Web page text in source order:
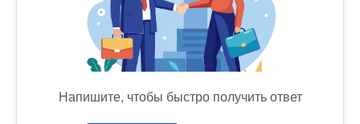
Напишите, чтобы быстро получить ответ